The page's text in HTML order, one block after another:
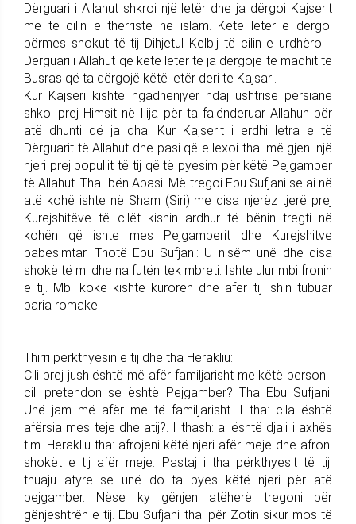
Dërguari i Allahut shkroi një letër dhe ja dërgoi Kajserit
me të cilin e thërriste në islam. Këtë letër e dërgoi
përmes shokut të tij Dihjetul Kelbij të cilin e urdhëroi i
Dërguari i Allahut që këtë letër të ja dërgojë të madhit të
Busras që ta dërgojë këtë letër deri te Kajsari.
Kur Kajseri kishte ngadhënjyer ndaj ushtrisë persiane
shkoi prej Himsit në Ilija për ta falënderuar Allahun për
atë dhunti që ja dha. Kur Kajserit i erdhi letra e të
Dërguarit të Allahut dhe pasi që e lexoi tha: më gjeni një
njeri prej popullit të tij që të pyesim për këtë Pejgamber
të Allahut. Tha Ibën Abasi: Më tregoi Ebu Sufjani se ai në
atë kohë ishte në Sham (Siri) me disa njerëz tjerë prej
Kurejshitëve të cilët kishin ardhur të bënin tregti në
kohën që ishte mes Pejgamberit dhe Kurejshitve
pabesimtar. Thotë Ebu Sufjani: U nisëm unë dhe disa
shokë të mi dhe na futën tek mbreti. Ishte ulur mbi fronin
e tij. Mbi kokë kishte kurorën dhe afër tij ishin tubuar
paria romake.
Thirri përkthyesin e tij dhe tha Herakliu:
Cili prej jush është më afër familjarisht me këtë person i
cili pretendon se është Pejgamber? Tha Ebu Sufjani:
Unë jam më afër me të familjarisht. I tha: cila është
afërsia mes teje dhe atij?. I thash: ai është djali i axhës
tim. Herakliu tha: afrojeni këtë njeri afër meje dhe afroni
shokët e tij afër meje. Pastaj i tha përkthyesit të tij:
thuaju atyre se unë do ta pyes këtë njeri për atë
pejgamber. Nëse ky gënjen atëherë tregoni për
gënjeshtrën e tij. Ebu Sufjani tha: për Zotin sikur mos të